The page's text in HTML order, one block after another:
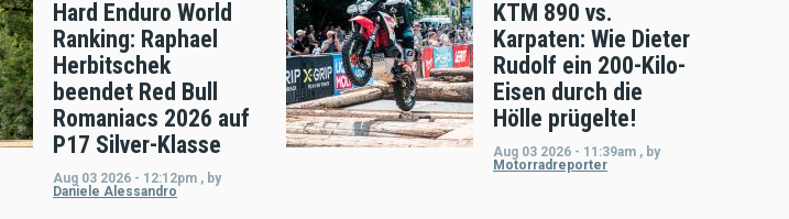
Hard Enduro World
Ranking: Raphael
Herbitschek
beendet Red Bull
Romaniacs 2026 auf
P17 Silver-Klasse
Aug 03 2026 - 12:12pm , by
Daniele Alessandro
KTM 890 vs.
Karpaten: Wie Dieter
Rudolf ein 200-Kilo-
Eisen durch die
Hölle prügelte!
Aug 03 2026 - 11:39am , by
Motorradreporter